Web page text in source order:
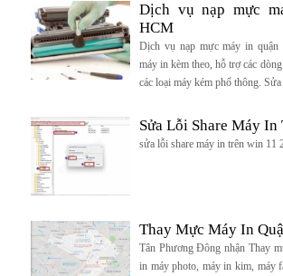
Dịch vụ nạp mực
HCM
Dịch vụ nạp mực máy in quận
máy in kèm theo, hỗ trợ các
các loại máy kém phổ thông.
Sửa Lỗi Share Máy In
sửa lỗi share máy in trên win 11
Thay Mực Máy In
Tân Phương Đông nhận Thay
in máy photo, máy in kim, máy